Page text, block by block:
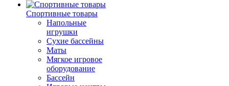
Спортивные товары
Напольные
игрушки
Сухие бассейны
Маты
Мягкое игровое
оборудование
Бассейн